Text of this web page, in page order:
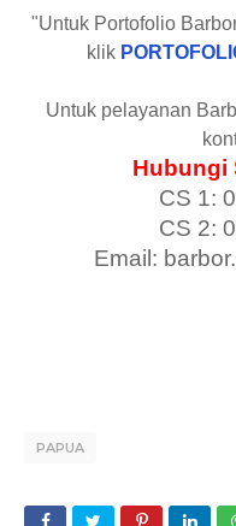
"Untuk Portofolio
klik
Untuk pelayanan
Hubungi
CS 1:
CS 2:
Email:
PAPUA